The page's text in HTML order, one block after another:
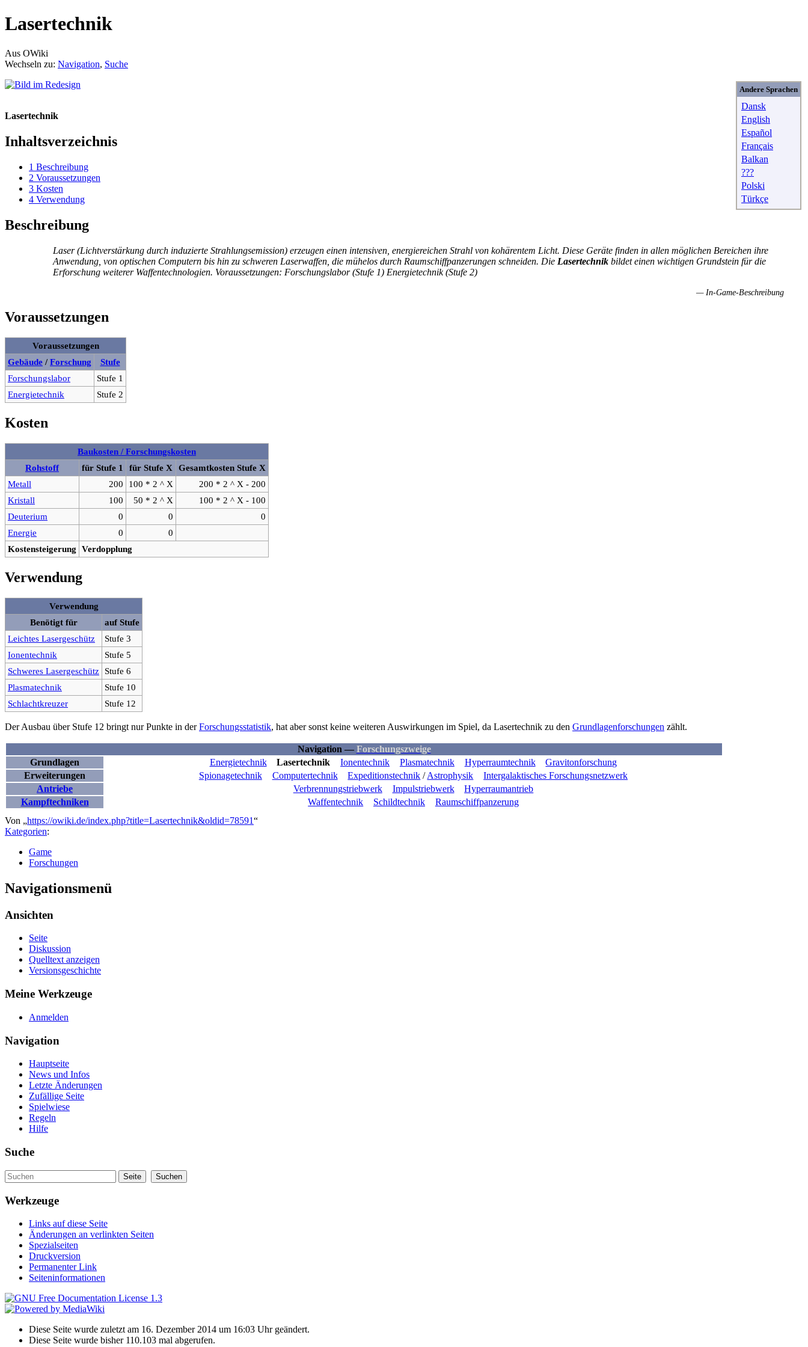
Lasertechnik
Aus OWiki
Wechseln zu: Navigation, Suche
Andere Sprachen
Dansk
English
Español
Français
Balkan
???
Polski
Türkçe
Lasertechnik
Inhaltsverzeichnis
1 Beschreibung
2 Voraussetzungen
3 Kosten
4 Verwendung
Beschreibung
Laser (Lichtverstärkung durch induzierte Strahlungsemission) erzeugen einen intensiven, energiereichen Strahl von kohärentem Licht. Diese Geräte finden in allen möglichen Bereichen ihre
Anwendung, von optischen Computern bis hin zu schweren Laserwaffen, die mühelos durch Raumschiffpanzerungen schneiden. Die Lasertechnik bildet einen wichtigen Grundstein für die
Erforschung weiterer Waffentechnologien. Voraussetzungen: Forschungslabor (Stufe 1) Energietechnik (Stufe 2)
— In-Game-Beschreibung
Voraussetzungen
Voraussetzungen
Gebäude /Forschung
Stufe
Forschungslabor
Stufe 1
Energietechnik
Stufe 2
Kosten
Baukosten / Forschungskosten
Rohstoff
für Stufe 1 für Stufe X
Gesamtkosten Stufe X
Metall
200 100 * 2 ^ X
200 * 2 ^ X - 200
Kristall
100 50 * 2 ^ X
100 * 2 ^ X - 100
Deuterium
0 0
0
Energie
0
0
Kostensteigerung Verdopplung
Verwendung
Verwendung
Benötigt für
auf Stufe
Leichtes Lasergeschütz
Stufe 3
Ionentechnik
Stufe 5
Schweres Lasergeschütz Stufe 6
Plasmatechnik
Stufe 10
Schlachtkreuzer
Stufe 12
Der Ausbau über Stufe 12 bringt nur Punkte in derForschungsstatistik, hat aber sonst keine weiteren Auswirkungen im Spiel, da Lasertechnik zu den Grundlagenforschungen zählt.
Navigation — Forschungszweige
Grundlagen
Energietechnik Lasertechnik Ionentechnik Plasmatechnik Hyperraumtechnik
Gravitonforschung
Erweiterungen
Spionagetechnik Computertechnik Expeditionstechnik /Astrophysik
Intergalaktisches Forschungsnetzwerk
Antriebe
Verbrennungstriebwerk Impulstriebwerk
Hyperraumantrieb
Kampftechniken
Waffentechnik Schildtechnik
Raumschiffpanzerung
Von „https://owiki.de/index.php?title=Lasertechnik&oldid=78591“
Kategorien:
Game
Forschungen
Navigationsmenü
Ansichten
Seite
Diskussion
Quelltext anzeigen
Versionsgeschichte
Meine Werkzeuge
Anmelden
Navigation
Hauptseite
News und Infos
Letzte Änderungen
Zufällige Seite
Spielwiese
Regeln
Hilfe
Suche
Werkzeuge
Links auf diese Seite
Änderungen an verlinkten Seiten
Spezialseiten
Druckversion
Permanenter Link
Seiteninformationen
Diese Seite wurde zuletzt am 16. Dezember 2014 um 16:03 Uhr geändert.
Diese Seite wurde bisher 110.103 mal abgerufen.